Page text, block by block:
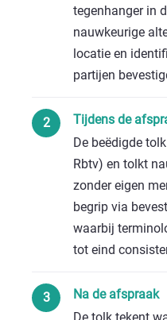
tegenhanger in
nauwkeurige
locatie en
partijen
Tijdens de
De beëdigde
Rbtv) en tolkt
zonder eigen
begrip via
waarbij
tot eind
Na de afspraak